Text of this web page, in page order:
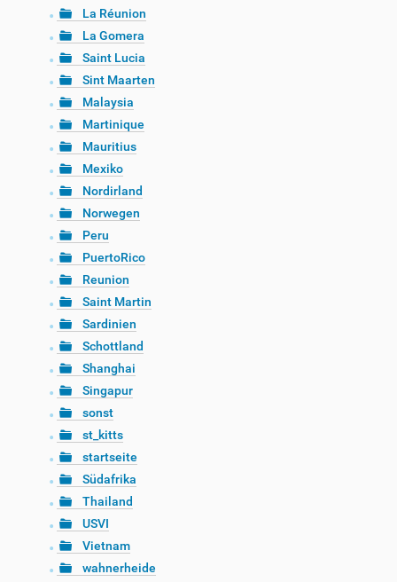
La Réunion
La Gomera
Saint Lucia
Sint Maarten
Malaysia
Martinique
Mauritius
Mexiko
Nordirland
Norwegen
Peru
PuertoRico
Reunion
Saint Martin
Sardinien
Schottland
Shanghai
Singapur
sonst
st_kitts
startseite
Südafrika
Thailand
USVI
Vietnam
wahnerheide